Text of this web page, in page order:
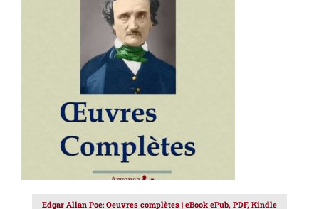
AJOUTER AU PANIER
Edgar Allan Poe: Oeuvres complètes | eBook ePub, PDF, Kindle